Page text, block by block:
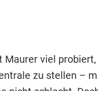
Maurer viel
zu stellen –